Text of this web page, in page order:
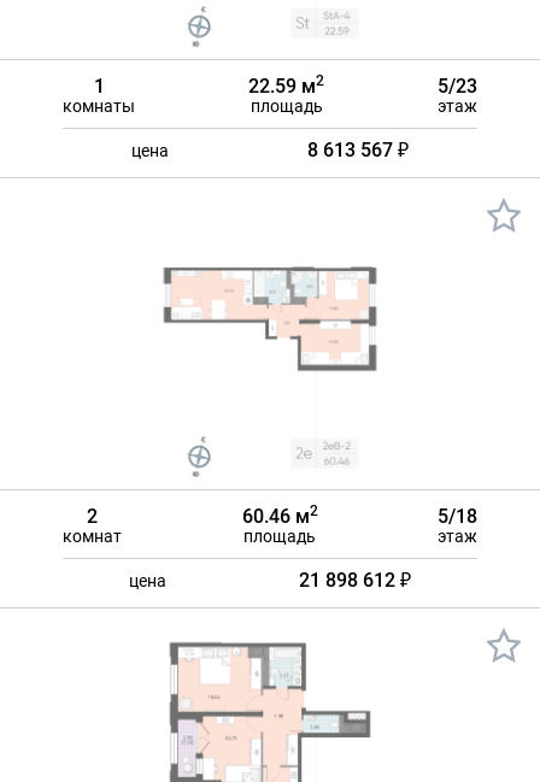
1
комнаты
22.59 м2
площадь
5/23
этаж
цена 8 613 567 ₽
2
комнат
60.46 м2
площадь
5/18
этаж
цена 21 898 612 ₽